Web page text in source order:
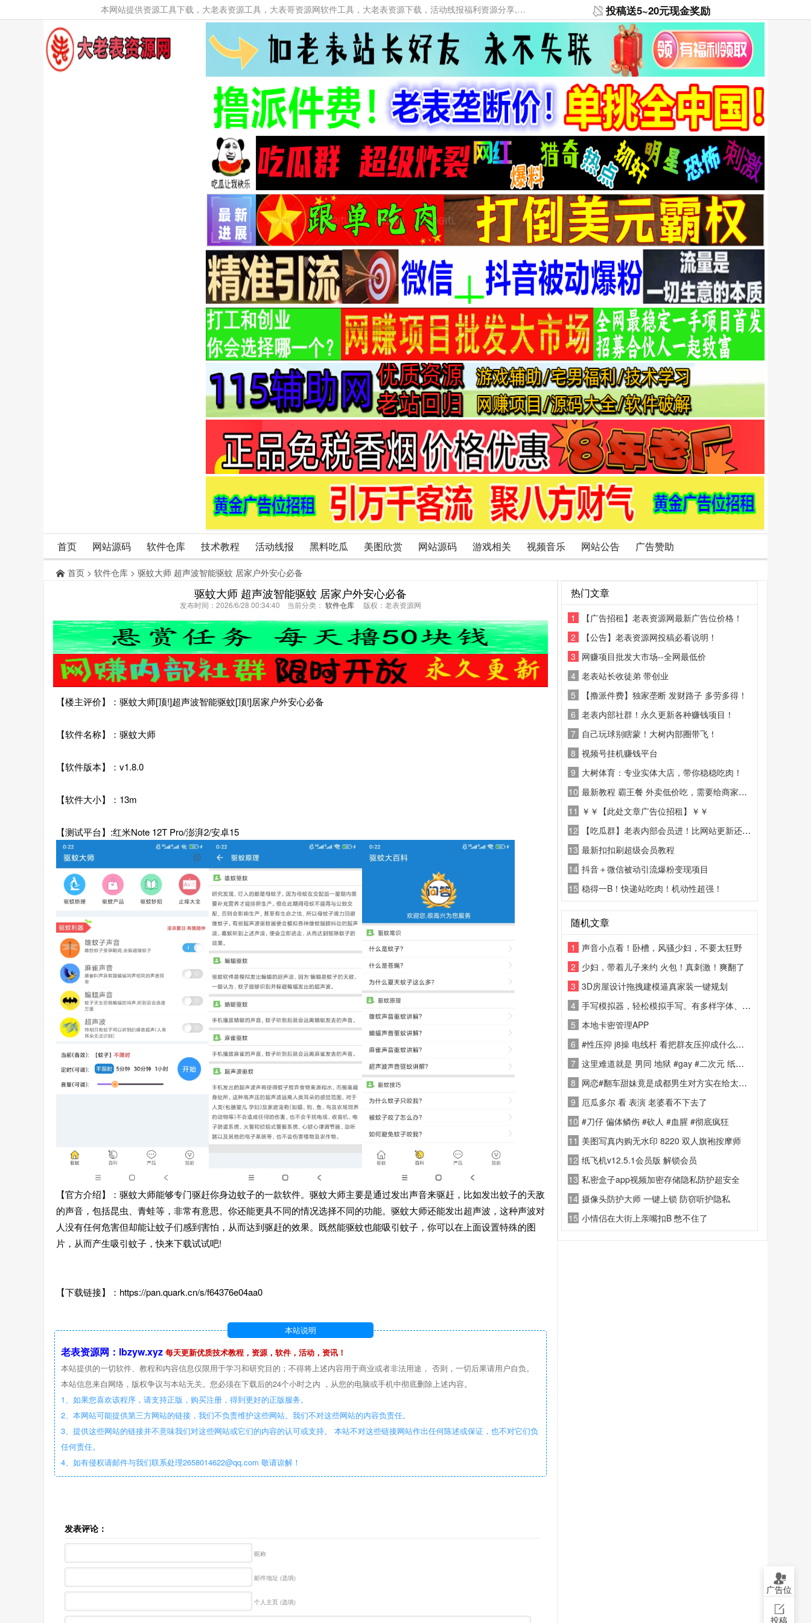
本网站提供资源工具下载，大老表资源工具，大表哥资源网软件工具，大老表资源下载，活动线报福利资源分享,活动线报，大型网游经典游戏，网络热门技术游戏辅助交流与分享。 投稿送5~20元现金奖励
首页 网站源码 软件仓库 技术教程 活动线报 黑料吃瓜 美图欣赏 网站源码 游戏相关 视频音乐 网站公告 广告赞助
首页 > 软件仓库 > 驱蚊大师 超声波智能驱蚊 居家户外安心必备
驱蚊大师 超声波智能驱蚊 居家户外安心必备
发布时间：2026/6/28 00:34:40 当前分类： 软件仓库 版权：老表资源网
【楼主评价】：驱蚊大师[顶!]超声波智能驱蚊[顶!]居家户外安心必备
【软件名称】：驱蚊大师
【软件版本】：v1.8.0
【软件大小】：13m
【测试平台】:红米Note 12T Pro/澎湃2/安卓15
【官方介绍】：驱蚊大师能够专门驱赶你身边蚊子的一款软件。驱蚊大师主要是通过发出声音来驱赶，比如发出蚊子的天敌
的声音，包括昆虫、青蛙等，非常有意思。你还能更具不同的情况选择不同的功能。驱蚊大师还能发出超声波，这种声波对
人没有任何危害但却能让蚊子们感到害怕，从而达到驱赶的效果。既然能驱蚊也能吸引蚊子，你可以在上面设置特殊的图
片，从而产生吸引蚊子，快来下载试试吧!
【下载链接】：https://pan.quark.cn/s/f64376e04aa0
本站说明
老表资源网：lbzyw.xyz 每天更新优质技术教程，资源，软件，活动，资讯！
本站提供的一切软件、教程和内容信息仅限用于学习和研究目的；不得将上述内容用于商业或者非法用途， 否则，一切后果请用户自负。
本站信息来自网络，版权争议与本站无关。您必须在下载后的24个小时之内 ，从您的电脑或手机中彻底删除上述内容。
1、如果您喜欢该程序，请支持正版，购买注册，得到更好的正版服务。
2、本网站可能提供第三方网站的链接，我们不负责维护这些网站。我们不对这些网站的内容负责任。
3、提供这些网站的链接并不意味我们对这些网站或它们的内容的认可或支持。 本站不对这些链接网站作出任何陈述或保证，也不对它们负
任何责任。
4、如有侵权请邮件与我们联系处理2658014622@qq.com 敬请谅解！
发表评论：
昵称
邮件地址 (选填)
个人主页 (选填)
热门文章
1
【广告招租】老表资源网最新广告位价格！
2
【公告】老表资源网投稿必看说明！
3 网赚项目批发大市场--全网最低价
4 老表站长收徒弟 带创业
5
【撸派件费】独家垄断 发财路子 多劳多得！
6 老表内部社群！永久更新各种赚钱项目！
7 自己玩球别瞎蒙！大树内部圈带飞！
8 视频号挂机赚钱平台
9 大树体育：专业实体大店，带你稳稳吃肉！
10 最新教程 霸王餐 外卖低价吃，需要给商家好评
11 ￥￥【此处文章广告位招租】￥￥
12
【吃瓜群】老表内部会员进！比网站更新还精彩！
13 最新扣扣刷超级会员教程
14 抖音＋微信被动引流爆粉变现项目
15 稳得一B！快递站吃肉！机动性超强！
随机文章
1
声音小点看！卧槽，风骚少妇，不要太狂野
2 少妇，带着儿子来约 火包！真刺激！爽翻了
3 3D房屋设计拖拽建模逼真家装一键规划
4 手写模拟器，轻松模拟手写。有多样字体、纸张可选，还能精细调整参数，生成超逼真手写稿
5 本地卡密管理APP
6 #性压抑 j8操 电线杆 看把群友压抑成什么样了！
7 这里难道就是 男同 地狱 #gay #二次元 纸片人 闹麻了
8 网恋#翻车甜妹竟是成都男生对方实在给太多了，事后晒肛肠病历吐槽疼到失眠，笑疯了了 #gay #聊天记录 屁眼怪 闹麻了 ！
9 厄瓜多尔 看 表演 老婆看不下去了
10 #刀仔 偏体鳞伤 #砍人 #血腥 #彻底疯狂
11 美图写真内购无水印 8220 双人旗袍按摩师
12 纸飞机v12.5.1会员版 解锁会员
13 私密盒子app视频加密存储隐私防护超安全
14 摄像头防护大师 一键上锁 防窃听护隐私
15 小情侣在大街上亲嘴扣B 憋不住了
广告位
投稿